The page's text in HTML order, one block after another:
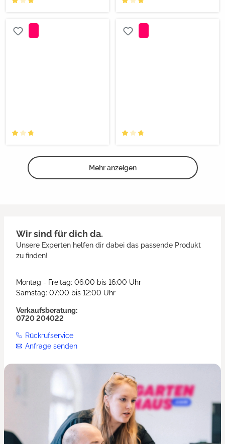
Mehr anzeigen
Wir sind für dich da.
Unsere Experten helfen dir dabei das passende Produkt
zu finden!
Montag - Freitag: 06:00 bis 16:00 Uhr
Samstag: 07:00 bis 12:00 Uhr
Verkaufsberatung:
0720 204022
Rückrufservice
Anfrage senden